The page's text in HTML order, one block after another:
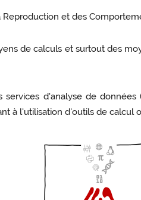
et des
de calculs et surtout des
d'analyse de
à l'utilisation d'outils de calcul